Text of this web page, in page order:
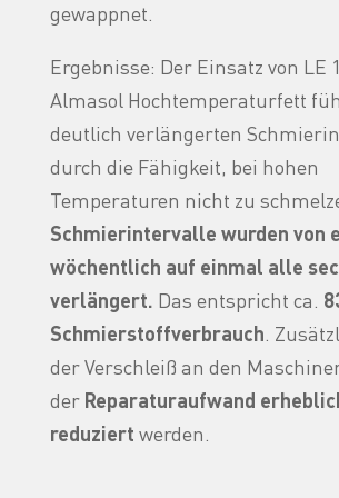
gewappnet.
Ergebnisse: Der Einsatz von LE
Almasol Hochtemperaturfett
deutlich verlängerten
durch die Fähigkeit, bei hohen
Temperaturen nicht zu
Schmierintervalle wurden von
wöchentlich auf einmal alle
verlängert. Das entspricht ca.
Schmierstoffverbrauch .
der Verschleiß an den
der Reparaturaufwand
reduziert werden.